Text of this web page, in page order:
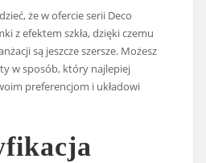
że w ofercie serii Deco
z efektem szkła, dzięki czemu
są jeszcze szersze. Możesz
w sposób, który najlepiej
preferencjom i układowi